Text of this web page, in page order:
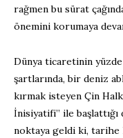
rağmen bu sürat
önemini korumaya
Dünya ticaretinin yüzde
şartlarında, bir deniz
kırmak isteyen Çin
İnisiyatifi” ile
noktaya geldi ki,